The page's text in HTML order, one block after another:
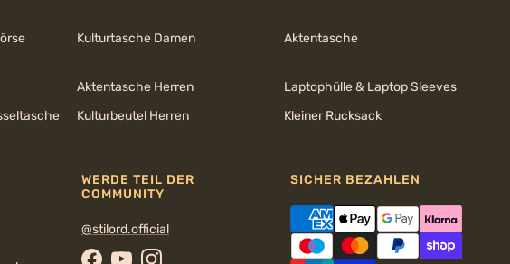
Kulturtasche Damen Aktentasche
Aktentasche Herren
Laptophülle & Laptop Sleeves
Kulturbeutel Herren Kleiner Rucksack
WERDE TEIL DER
COMMUNITY
@stilord.official
SICHER BEZAHLEN